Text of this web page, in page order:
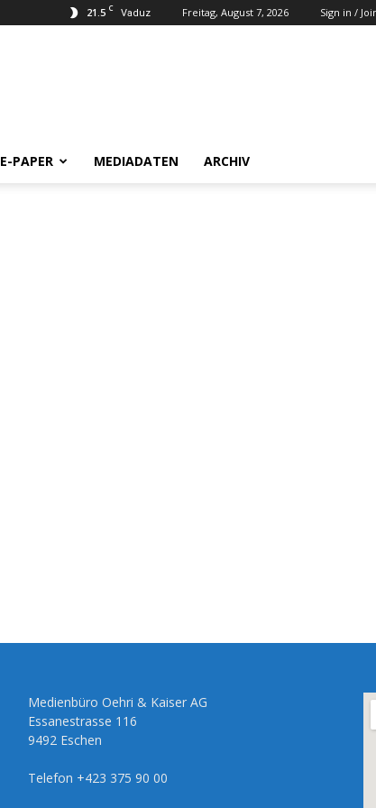
21.5 C Vaduz Freitag, August 7, 2026 Sign in /
E-PAPER MEDIADATEN ARCHIV
Medienbüro Oehri & Kaiser AG
Essanestrasse 116
9492 Eschen
Telefon +423 375 90 00